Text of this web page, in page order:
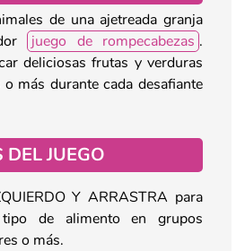
de una ajetreada granja
juego de rompecabezas .
deliciosas frutas y verduras
más durante cada desafiante
JUEGO
Y ARRASTRA para
de alimento en grupos
o más.